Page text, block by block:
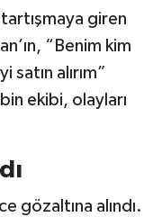
giren
“Benim kim
alırım”
ekibi, olayları
gözaltına alındı.